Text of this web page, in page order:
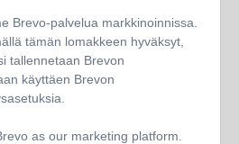
Brevo-palvelua markkinoinnissa.
tämän lomakkeen hyväksyt,
tallennetaan Brevon
käyttäen Brevon
as our marketing platform.